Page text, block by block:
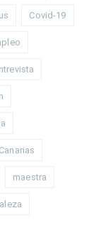
Covid-19
maestra